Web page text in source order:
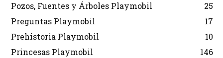
Pozos, Fuentes y Árboles Playmobil
25
Preguntas Playmobil
17
Prehistoria Playmobil
10
Princesas Playmobil
146